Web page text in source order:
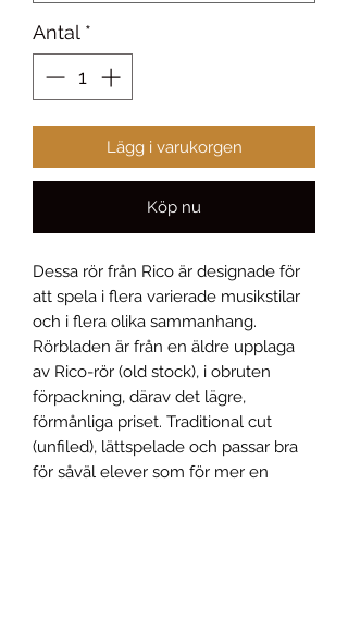
Antal *
Lägg i varukorgen
Köp nu
Dessa rör från Rico är designade för
att spela i flera varierade musikstilar
och i flera olika sammanhang.
Rörbladen är från en äldre upplaga
av Rico-rör (old stock), i obruten
förpackning, därav det lägre,
förmånliga priset. Traditional cut
(unfiled), lättspelade och passar bra
för såväl elever som för mer en